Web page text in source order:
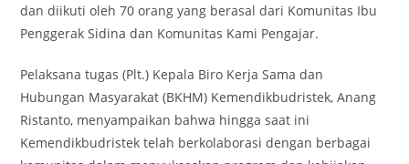
dan diikuti oleh 70 orang yang berasal dari Komunitas Ibu
Penggerak Sidina dan Komunitas Kami Pengajar.
Pelaksana tugas (Plt.) Kepala Biro Kerja Sama dan
Hubungan Masyarakat (BKHM) Kemendikbudristek, Anang
Ristanto, menyampaikan bahwa hingga saat ini
Kemendikbudristek telah berkolaborasi dengan berbagai